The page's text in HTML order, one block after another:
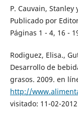
P. Cauvain,
Publicado por
Páginas 1 - 4, 16 -
Rodiguez, Elisa.,
Desarrollo de
grasos. 2009. en
http://
visitado: 11-02-